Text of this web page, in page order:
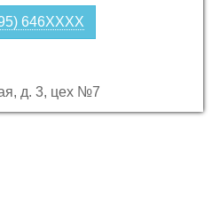
646XXXX
д. 3, цех №7